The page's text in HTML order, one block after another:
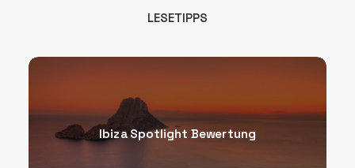
LESETIPPS
Ibiza Spotlight Bewertung